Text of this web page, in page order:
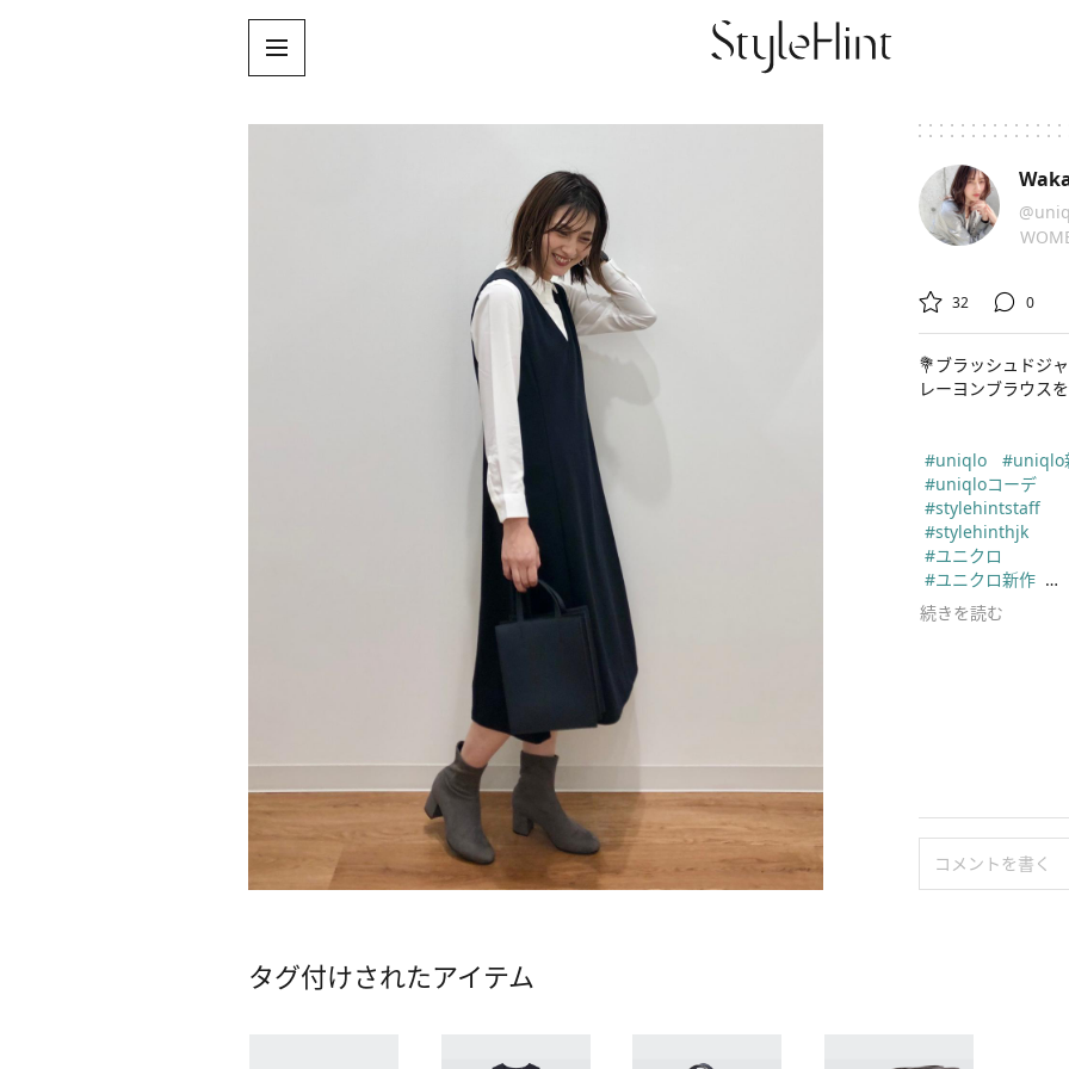
 32  0
💐ブラッシュドジ
レーヨンブラウス
#uniqlo
#uniqlo
#uniqloコーデ
#stylehintstaff
#stylehinthjk
#ユニクロ
#ユニクロ新作
#ユニクロコーデ
#シンプルコーデ
#ミディアムヘア
#骨格ナチュラル
#高身長コーデ
#イオンモール新
続きを読む
コメントを書く
タグ付けされたアイテム